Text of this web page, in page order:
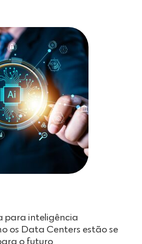
para inteligência
os Data Centers estão se
o futuro